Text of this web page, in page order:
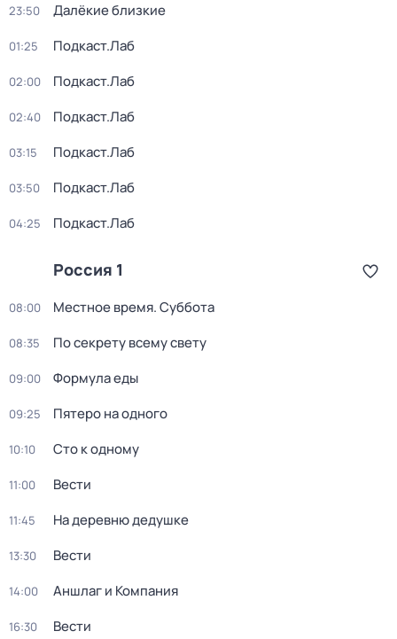
23:50 Далёкие близкие
01:25 Подкаст.Лаб
02:00 Подкаст.Лаб
02:40 Подкаст.Лаб
03:15 Подкаст.Лаб
03:50 Подкаст.Лаб
04:25 Подкаст.Лаб
Россия 1
08:00 Местное время. Суббота
08:35 По секрету всему свету
09:00 Формула еды
09:25 Пятеро на одного
10:10 Сто к одному
11:00 Вести
11:45 На деревню дедушке
13:30 Вести
14:00 Аншлаг и Компания
16:30 Вести